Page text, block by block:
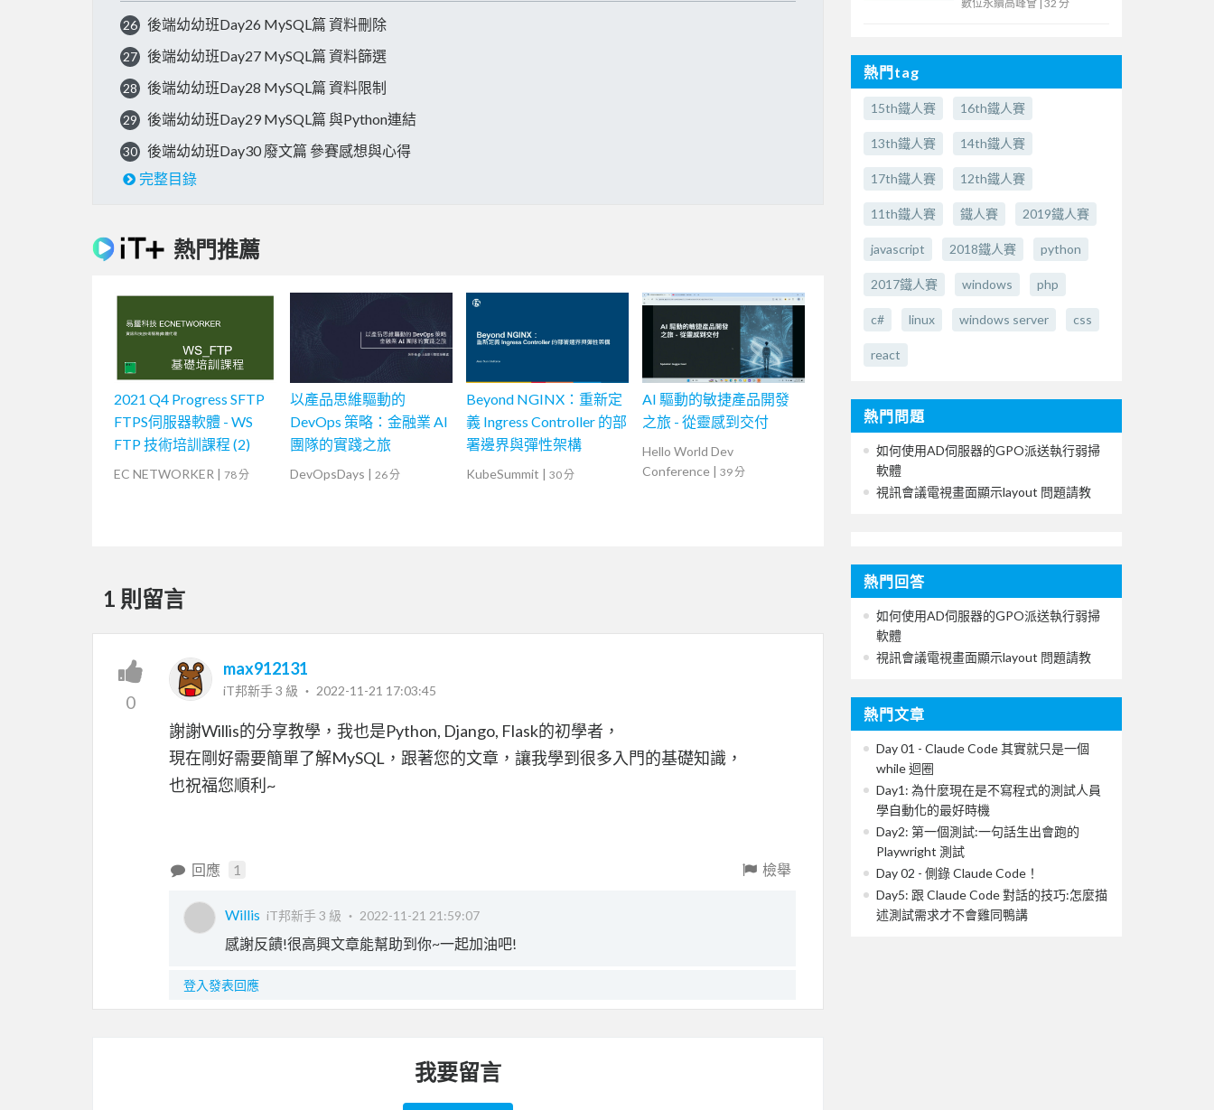
26 後端幼幼班Day26 MySQL篇 資料刪除
27 後端幼幼班Day27 MySQL篇 資料篩選
28 後端幼幼班Day28 MySQL篇 資料限制
29 後端幼幼班Day29 MySQL篇 與Python連結
30
後端幼幼班Day30 廢文篇 參賽感想與心得
完整目錄
熱門推薦
2021 Q4 Progress SFTP
FTPS伺服器軟體 - WS
FTP 技術培訓課程 (2)
EC NETWORKER | 78 分
以產品思維驅動的
DevOps 策略：金融業 AI
團隊的實踐之旅
DevOpsDays | 26 分
Beyond NGINX：重新定
義 Ingress Controller 的部
署邊界與彈性架構
KubeSummit | 30 分
AI 驅動的敏捷產品開發
之旅 - 從靈感到交付
Hello World Dev
Conference | 39 分
1 則留言
0
max912131
iT邦新手 3 級 ‧ 2022-11-21 17:03:45
謝謝Willis的分享教學，我也是Python, Django, Flask的初學者，
現在剛好需要簡單了解MySQL，跟著您的文章，讓我學到很多入門的基礎知識，
也祝福您順利~
回應 1 檢舉
Willis iT邦新手 3 級 ‧ 2022-11-21 21:59:07
感謝反饋!很高興文章能幫助到你~一起加油吧!
登入發表回應
我要留言
數位永續高峰會 | 32 分
熱門tag
15th鐵人賽 16th鐵人賽
13th鐵人賽 14th鐵人賽
17th鐵人賽 12th鐵人賽
11th鐵人賽 鐵人賽 2019鐵人賽
javascript 2018鐵人賽 python
2017鐵人賽 windows php
c# linux windows server css
react
熱門問題
如何使用AD伺服器的GPO派送執行弱掃
軟體
視訊會議電視畫面顯示layout 問題請教
熱門回答
如何使用AD伺服器的GPO派送執行弱掃
軟體
視訊會議電視畫面顯示layout 問題請教
熱門文章
Day 01 - Claude Code 其實就只是一個
while 迴圈
Day1: 為什麼現在是不寫程式的測試人員
學自動化的最好時機
Day2: 第一個測試:一句話生出會跑的
Playwright 測試
Day 02 - 側錄 Claude Code！
Day5: 跟 Claude Code 對話的技巧:怎麼描
述測試需求才不會雞同鴨講